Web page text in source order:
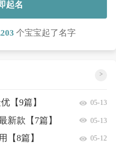
起名
个宝宝起了名字
>
【9篇】 05-13
新款【7篇】 05-13
【8篇】 05-12